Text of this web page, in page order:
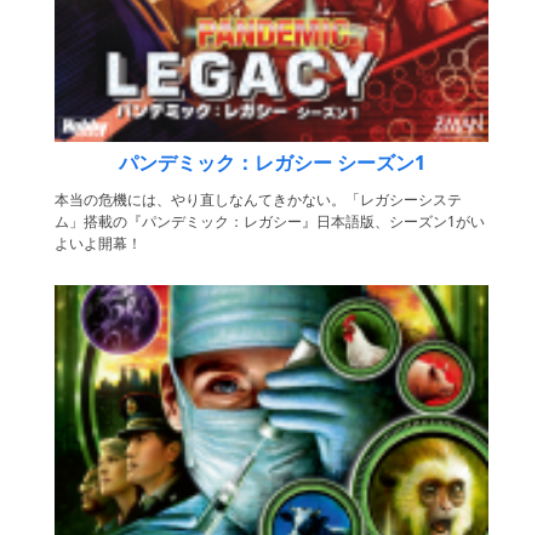
パンデミック：レガシー シーズン1
本当の危機には、やり直しなんてきかない。「レガシーシステ
ム」搭載の『パンデミック：レガシー』日本語版、シーズン1がい
よいよ開幕！